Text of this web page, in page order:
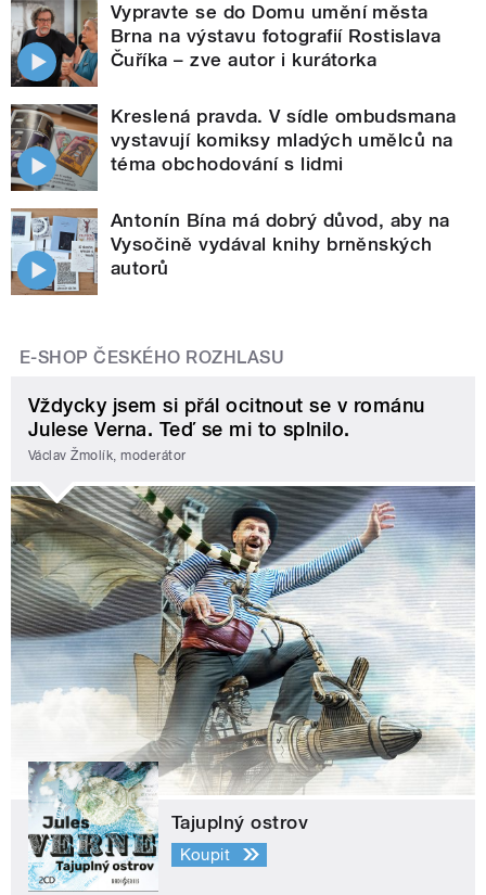
Vypravte se do Domu umění města
Brna na výstavu fotografií Rostislava
Čuříka – zve autor i kurátorka
Kreslená pravda. V sídle ombudsmana
vystavují komiksy mladých umělců na
téma obchodování s lidmi
Antonín Bína má dobrý důvod, aby na
Vysočině vydával knihy brněnských
autorů
E-SHOP ČESKÉHO ROZHLASU
Vždycky jsem si přál ocitnout se v románu
Julese Verna. Teď se mi to splnilo.
Václav Žmolík, moderátor
Tajuplný ostrov
Koupit